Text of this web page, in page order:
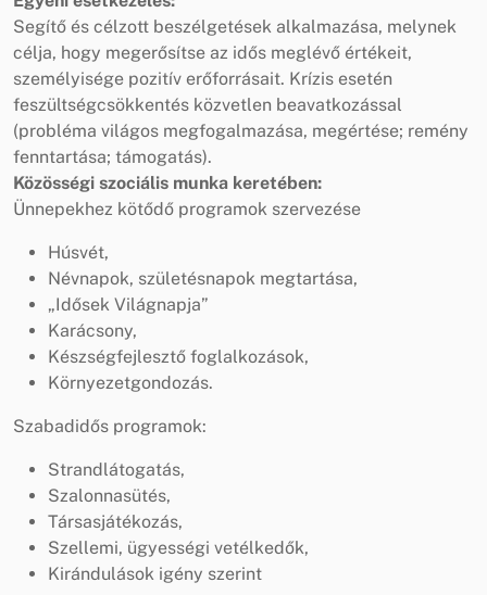
Segítő és célzott beszélgetések alkalmazása, melynek
célja, hogy megerősítse az idős meglévő értékeit,
személyisége pozitív erőforrásait. Krízis esetén
feszültségcsökkentés közvetlen beavatkozással
(probléma világos megfogalmazása, megértése; remény
fenntartása; támogatás).
Közösségi szociális munka keretében:
Ünnepekhez kötődő programok szervezése
Húsvét,
Névnapok, születésnapok megtartása,
„Idősek Világnapja”
Karácsony,
Készségfejlesztő foglalkozások,
Környezetgondozás.
Szabadidős programok:
Strandlátogatás,
Szalonnasütés,
Társasjátékozás,
Szellemi, ügyességi vetélkedők,
Kirándulások igény szerint